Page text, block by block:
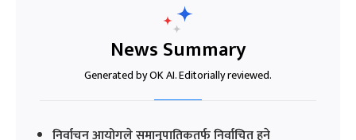
News Summary
Generated by OK AI. Editorially reviewed.
निर्वाचन आयोगले समानुपातिकतर्फ निर्वाचित हुने